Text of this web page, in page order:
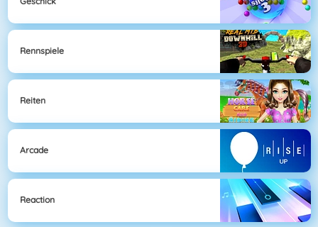
Rennspiele
Reiten
Arcade
Reaction